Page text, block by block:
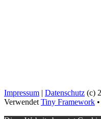
Impressum | Datenschutz (c)
Verwendet Tiny Framework •